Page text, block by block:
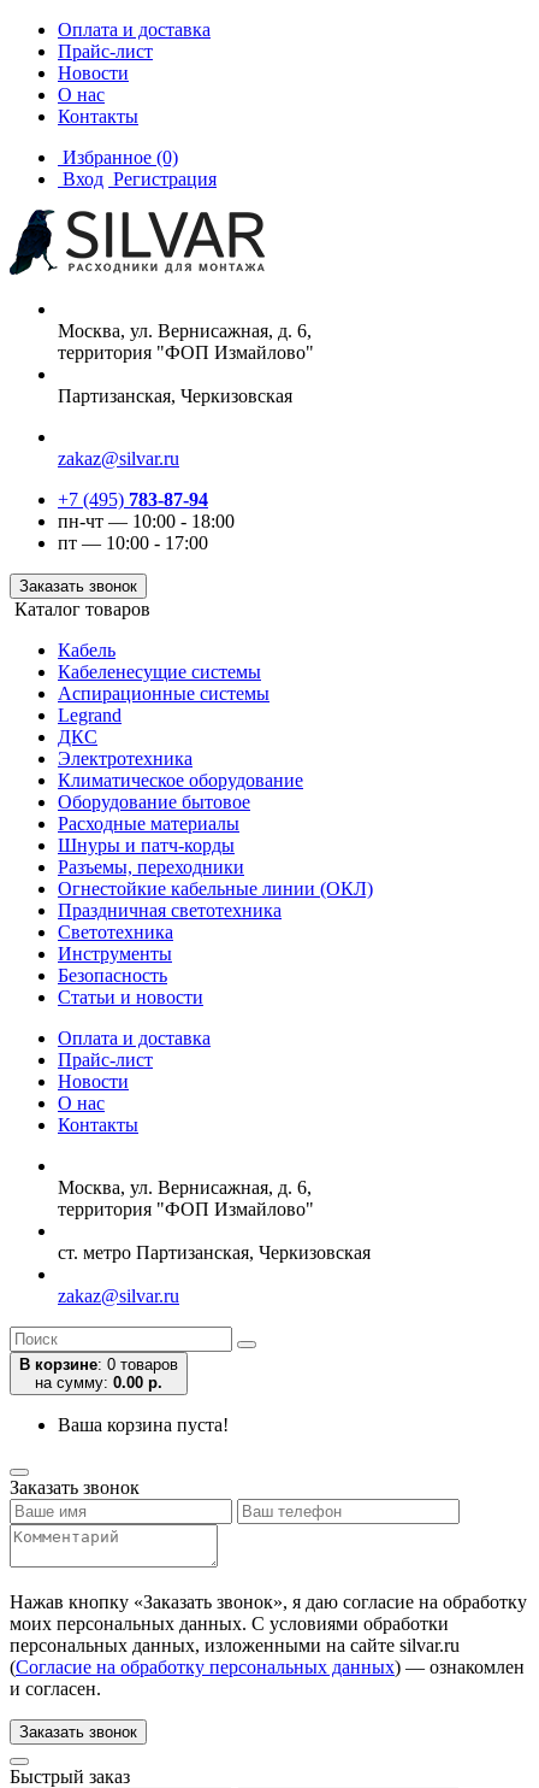
Оплата и доставка
Прайс-лист
Новости
О нас
Контакты
Избранное (0)
Вход Регистрация
Москва, ул. Вернисажная, д. 6,
территория "ФОП Измайлово"
Партизанская, Черкизовская
zakaz@silvar.ru
+7 (495) 783-87-94
пн-чт — 10:00 - 18:00
пт — 10:00 - 17:00
Заказать звонок
Каталог товаров
Кабель
Кабеленесущие системы
Аспирационные системы
Legrand
ДКС
Электротехника
Климатическое оборудование
Оборудование бытовое
Расходные материалы
Шнуры и патч-корды
Разъемы, переходники
Огнестойкие кабельные линии (ОКЛ)
Праздничная светотехника
Светотехника
Инструменты
Безопасность
Статьи и новости
Оплата и доставка
Прайс-лист
Новости
О нас
Контакты
Москва, ул. Вернисажная, д. 6,
территория "ФОП Измайлово"
ст. метро Партизанская, Черкизовская
zakaz@silvar.ru
В корзине: 0 товаров
на сумму: 0.00 р.
Ваша корзина пуста!
Заказать звонок
Нажав кнопку «Заказать звонок», я даю согласие на обработку
моих персональных данных. С условиями обработки
персональных данных, изложенными на сайте silvar.ru
(Согласие на обработку персональных данных) — ознакомлен
и согласен.
Заказать звонок
Быстрый заказ